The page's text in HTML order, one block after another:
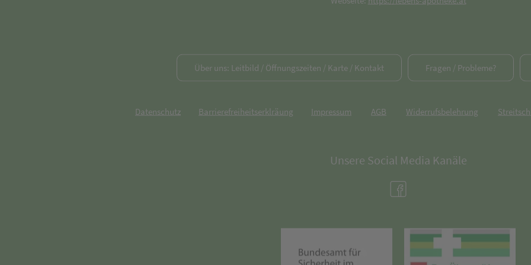
Über uns: Leitbild / Öffnungszeiten / Karte / Kontakt Fragen / Probleme?
Datenschutz Barrierefreiheitserklräung Impressum AGB Widerrufsbelehrung
Unsere Social Media Kanäle
(öffnet in neuem Tab)